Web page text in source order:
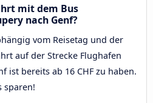
mit dem Bus
nach Genf?
vom Reisetag und der
auf der Strecke Flughafen
ist bereits ab 16 CHF zu haben.
sparen!